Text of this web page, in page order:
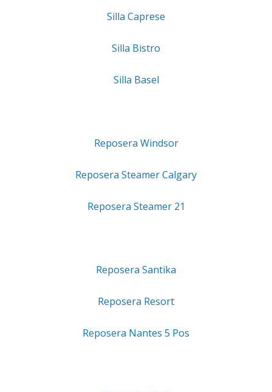
Silla Caprese
Silla Bistro
Silla Basel
Reposera Windsor
Reposera Steamer Calgary
Reposera Steamer 21
Reposera Santika
Reposera Resort
Reposera Nantes 5 Pos